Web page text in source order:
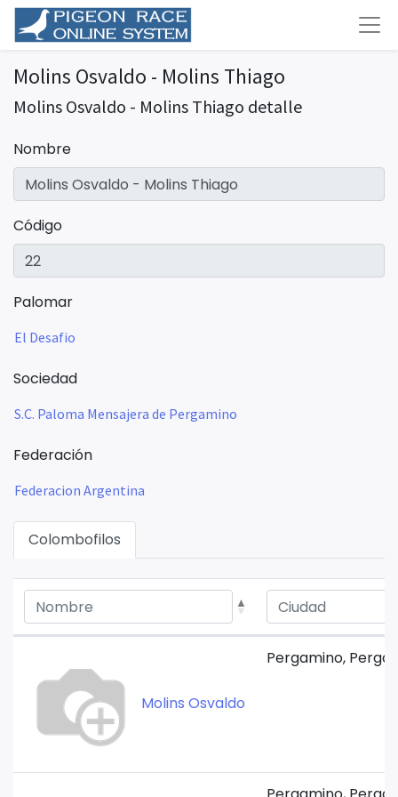
Molins Osvaldo - Molins Thiago
Molins Osvaldo - Molins Thiago detalle
Nombre
Código
Palomar
El Desafio
Sociedad
S.C. Paloma Mensajera de Pergamino
Federación
Federacion Argentina
Colombofilos
Molins Osvaldo
Pergamino,